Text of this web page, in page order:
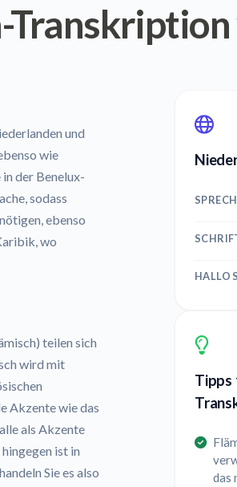
Transkription
und
wie
der Benelux-
sodass
ebenso
wo
teilen sich
wird mit
Akzente wie das
als Akzente
ist in
Sie es also
HALLO
Tipps
das